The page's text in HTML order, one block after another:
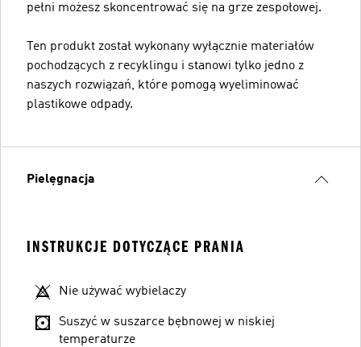
pełni możesz skoncentrować się na grze zespołowej.
Ten produkt został wykonany wyłącznie materiałów
pochodzących z recyklingu i stanowi tylko jedno z
naszych rozwiązań, które pomogą wyeliminować
plastikowe odpady.
Pielęgnacja
INSTRUKCJE DOTYCZĄCE PRANIA
Nie używać wybielaczy
Suszyć w suszarce bębnowej w niskiej
temperaturze